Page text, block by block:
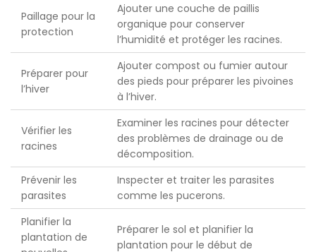
Paillage pour la
protection
Ajouter une couche de paillis
organique pour conserver
l’humidité et protéger les racines.
Préparer pour
l’hiver
Ajouter compost ou fumier autour
des pieds pour préparer les pivoines
à l’hiver.
Vérifier les
racines
Examiner les racines pour détecter
des problèmes de drainage ou de
décomposition.
Prévenir les
parasites
Inspecter et traiter les parasites
comme les pucerons.
Planifier la
plantation de
Préparer le sol et planifier la
plantation pour le début de